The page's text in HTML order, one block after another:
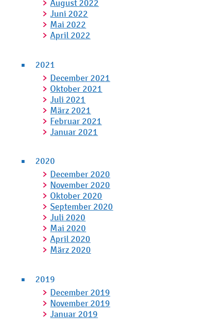
August 2022
Juni 2022
Mai 2022
April 2022
2021
December 2021
Oktober 2021
Juli 2021
März 2021
Februar 2021
Januar 2021
2020
December 2020
November 2020
Oktober 2020
September 2020
Juli 2020
Mai 2020
April 2020
März 2020
2019
December 2019
November 2019
Januar 2019